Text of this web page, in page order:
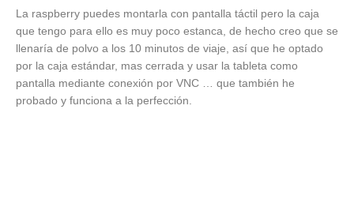
La raspberry puedes montarla con pantalla táctil pero la caja
que tengo para ello es muy poco estanca, de hecho creo que se
llenaría de polvo a los 10 minutos de viaje, así que he optado
por la caja estándar, mas cerrada y usar la tableta como
pantalla mediante conexión por VNC … que también he
probado y funciona a la perfección.